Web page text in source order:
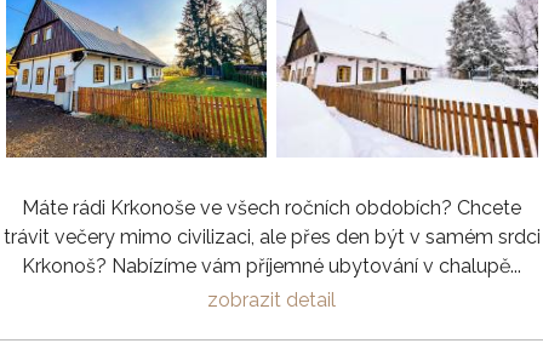
Máte rádi Krkonoše ve všech ročních obdobích? Chcete
trávit večery mimo civilizaci, ale přes den být v samém srdci
Krkonoš? Nabízíme vám příjemné ubytování v chalupě...
zobrazit detail